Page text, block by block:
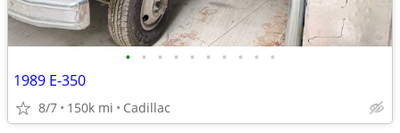
• • • • • • • • • •
1989 E-350
8/7 150k mi Cadillac